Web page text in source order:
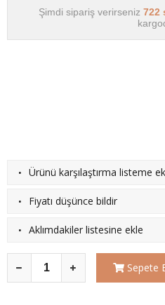
Şimdi sipariş verirseniz 722
· Ürünü karşılaştırma listeme
· Fiyatı düşünce bildir
· Aklımdakiler listesine ekle
Sepete